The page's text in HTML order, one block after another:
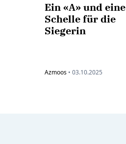
Ein «A» und eine
Schelle für die
Siegerin
Azmoos • 03.10.2025